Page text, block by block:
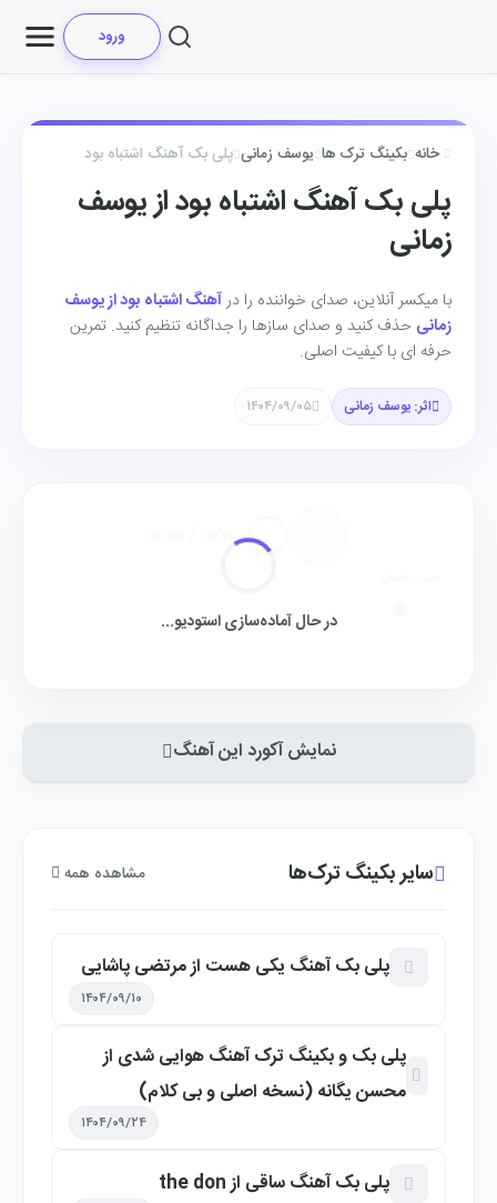
ورود
خانه بکینگ ترک ها یوسف زمانی پلی بک آهنگ اشتباه بود
پلی بک آهنگ اشتباه بود از یوسف
زمانی
با میکسر آنلاین، صدای خواننده را درآهنگ اشتباه بود از یوسف
زمانی حذف کنید و صدای سازها را جداگانه تنظیم کنید. تمرین
حرفه ای با کیفیت اصلی.
اثر: یوسف زمانی ۱۴۰۴/۰۹/۰۵
در حال آماده‌سازی استودیو...
00:00 / 00:00
نمایش آکورد این آهنگ
سایر بکینگ ترک‌ها مشاهده همه
پلی بک آهنگ یکی هست از مرتضی پاشایی
۱۴۰۴/۰۹/۱۰
پلی بک و بکینگ ترک آهنگ هوایی شدی از
محسن یگانه (نسخه اصلی و بی کلام)
۱۴۰۴/۰۹/۲۴
پلی بک آهنگ ساقی از the don